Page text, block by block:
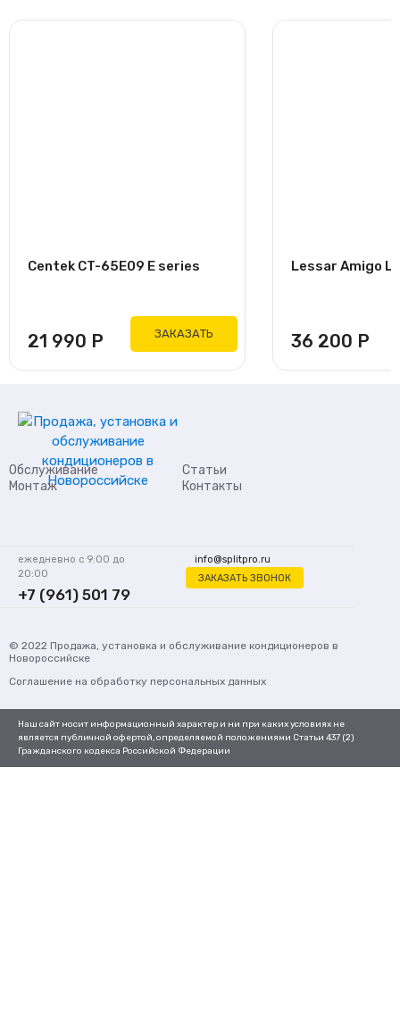
Centek CT-65E09 E series
21 990 Р ЗАКАЗАТЬ
Lessar Amigo
36 200 Р
Обслуживание
Монтаж
Статьи
Контакты
info@splitpro.ru
ЗАКАЗАТЬ ЗВОНОК
ежедневно с 9:00 до
20:00
+7 (961) 501 79
© 2022 Продажа, установка и обслуживание кондиционеров в
Новороссийске
Соглашение на обработку персональных данных
Наш сайт носит информационный характер и ни при каких условиях не
является публичной офертой, определяемой положениями Статьи 437 (2)
Гражданского кодекса Российской Федерации